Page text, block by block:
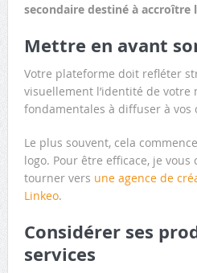
secondaire destiné à accroître
Mettre en avant
Votre plateforme doit refléter
visuellement l’identité de votre
fondamentales à diffuser à vos
Le plus souvent, cela
logo. Pour être efficace, je vous
tourner vers une agence de
Linkeo.
Considérer ses
services